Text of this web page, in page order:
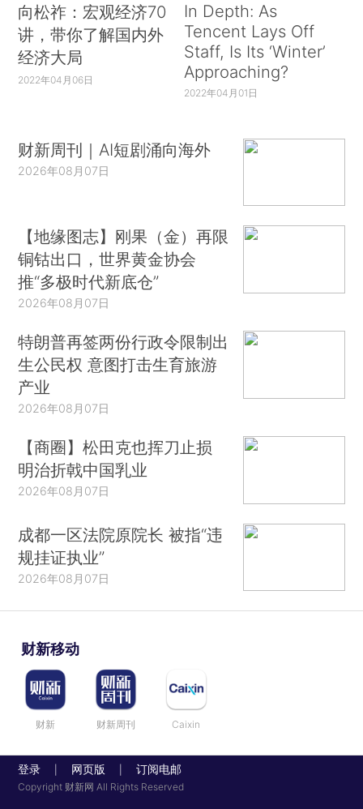
向松祚：宏观经济70
讲，带你了解国内外
经济大局
2022年04月06日
In Depth: As
Tencent Lays Off
Staff, Is Its ‘Winter’
Approaching?
2022年04月01日
财新周刊｜AI短剧涌向海外
2026年08月07日
【地缘图志】刚果（金）再限
铜钴出口，世界黄金协会
推“多极时代新底仓”
2026年08月07日
特朗普再签两份行政令限制出
生公民权 意图打击生育旅游
产业
2026年08月07日
【商圈】松田克也挥刀止损
明治折戟中国乳业
2026年08月07日
成都一区法院原院长 被指“违
规挂证执业”
2026年08月07日
财新移动
财新 财新周刊 Caixin
登录 网页版 订阅电邮
Copyright 财新网 All Rights Reserved